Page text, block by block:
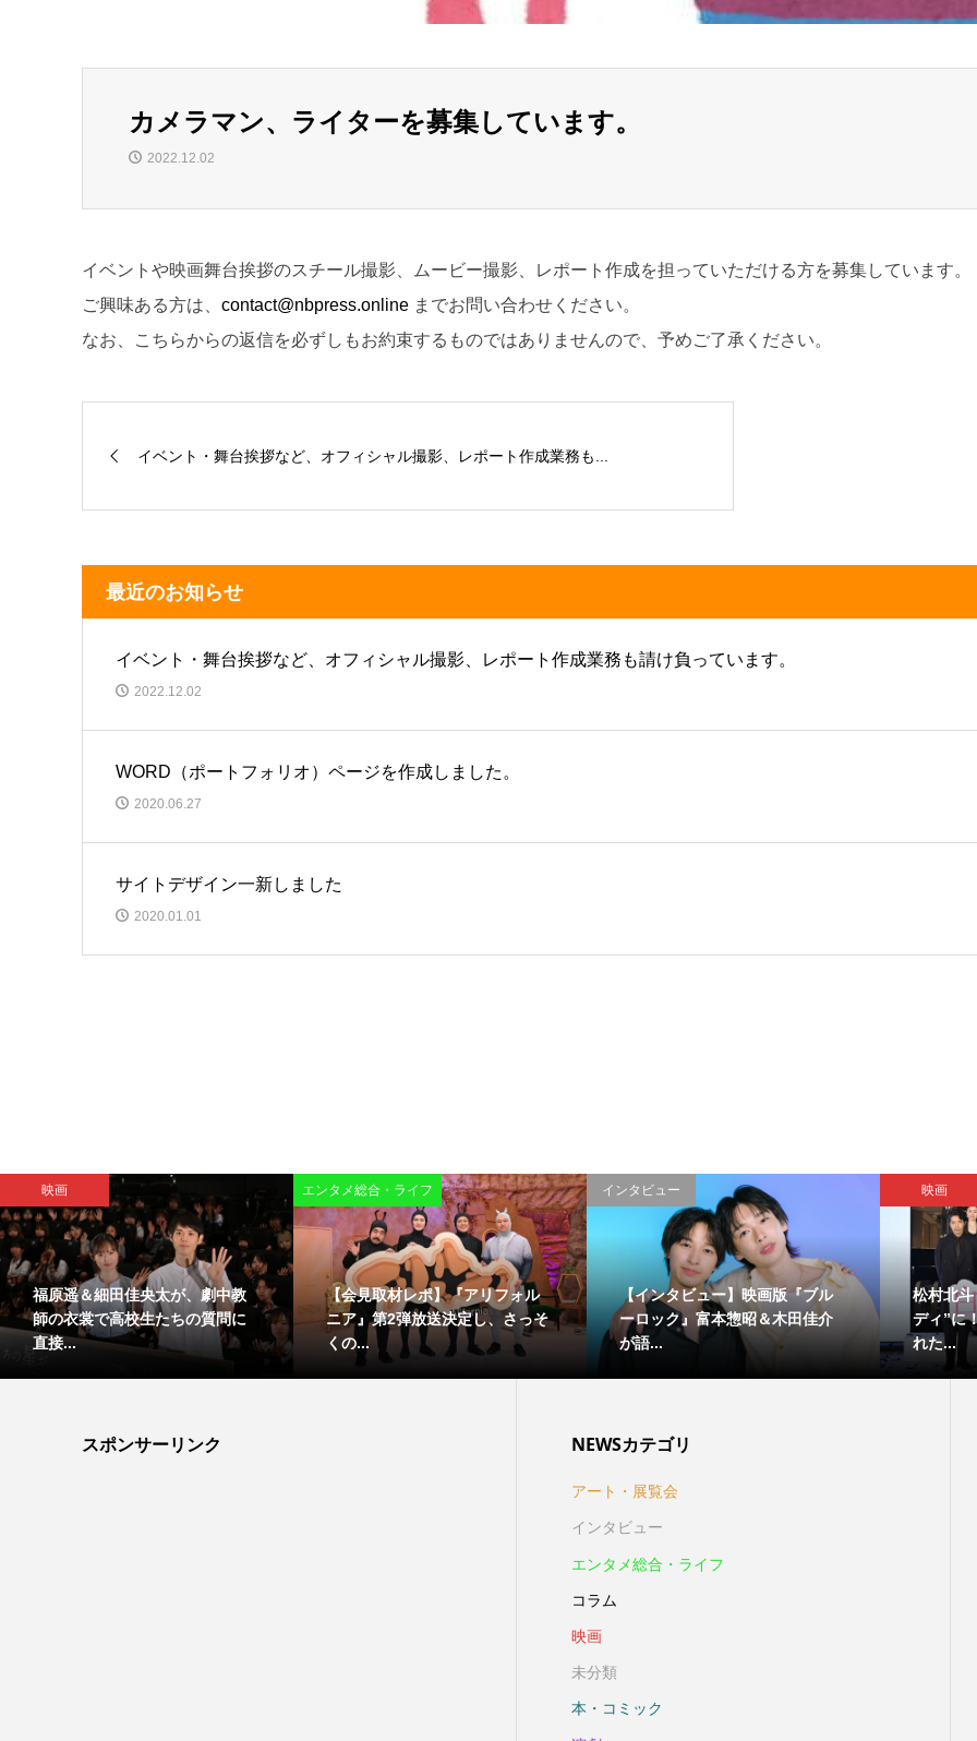
カメラマン、ライターを募集しています。
2022.12.02
イベントや映画舞台挨拶のスチール撮影、ムービー撮影、レポート作成を担っていただける方を募集しています。
ご興味ある方は、 contact@nbpress.onlineまでお問い合わせください。
なお、こちらからの返信を必ずしもお約束するものではありませんので、予めご了承ください。
イベント・舞台挨拶など、オフィシャル撮影、レポート作成業務も...
最近のお知らせ
イベント・舞台挨拶など、オフィシャル撮影、レポート作成業務も請け負っています。
2022.12.02
WORD（ポートフォリオ）ページを作成しました。
2020.06.27
サイトデザイン一新しました
2020.01.01
映画
福原遥＆細田佳央太が、劇中教
師の衣裳で高校生たちの質問に
直接...
エンタメ総合・ライフ
【会見取材レポ】『アリフォル
ニア』第2弾放送決定し、さっそ
くの...
インタビュー
【インタビュー】映画版『ブル
ーロック』富本惣昭＆木田佳介
が語...
映画
松村北
ディ”に
れた...
スポンサーリンク NEWSカテゴリ
アート・展覧会
インタビュー
エンタメ総合・ライフ
コラム
映画
未分類
本・コミック